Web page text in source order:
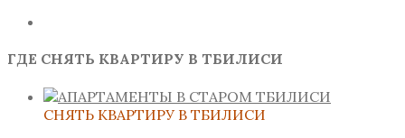
ГДЕ СНЯТЬ КВАРТИРУ В ТБИЛИСИ
СНЯТЬ КВАРТИРУ В ТБИЛИСИ